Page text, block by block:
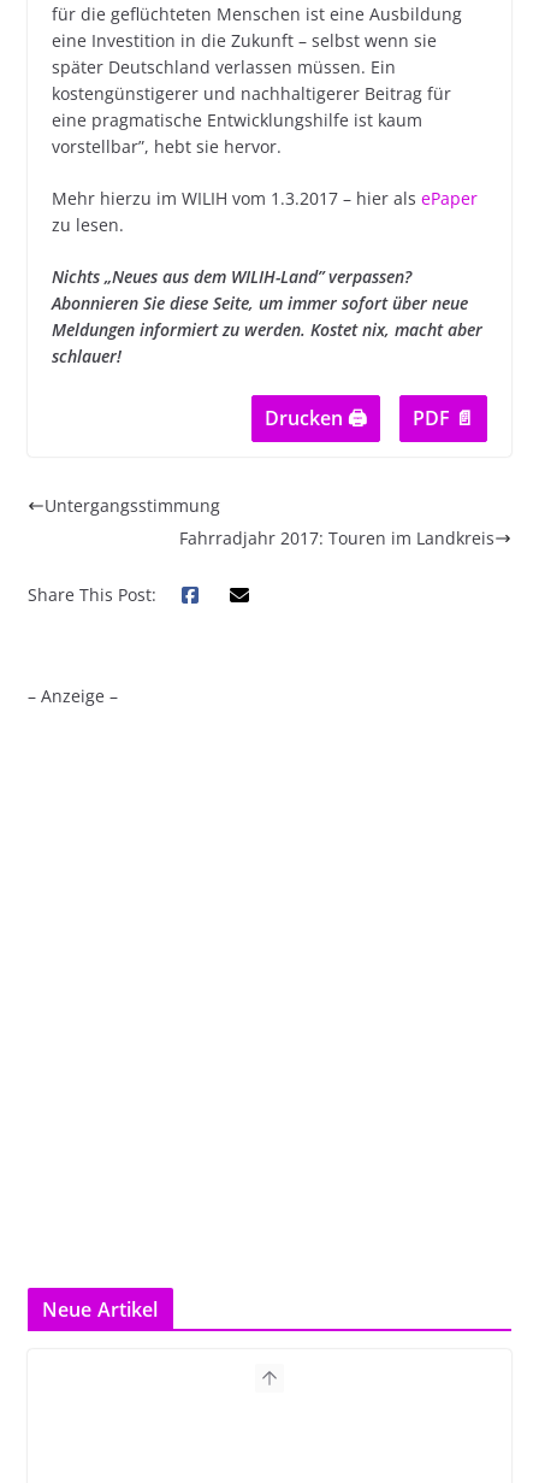
für die geflüchteten Menschen ist eine Ausbildung
eine Investition in die Zukunft – selbst wenn sie
später Deutschland verlassen müssen. Ein
kostengünstigerer und nachhaltigerer Beitrag für
eine pragmatische Entwicklungshilfe ist kaum
vorstellbar”, hebt sie hervor.
Mehr hierzu im WILIH vom 1.3.2017 – hier als ePaper
zu lesen.
Nichts „Neues aus dem WILIH-Land” verpassen?
Abonnieren Sie diese Seite, um immer sofort über neue
Meldungen informiert zu werden. Kostet nix, macht aber
schlauer!
Drucken 🖨 PDF 📄
Untergangsstimmung
Fahrradjahr 2017: Touren im Landkreis
Share This Post:
– Anzeige –
Neue Artikel